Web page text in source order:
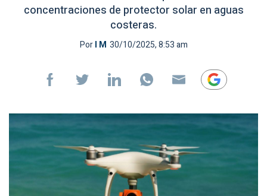
concentraciones de protector solar en aguas
costeras.
PorI M 30/10/2025, 8:53 am